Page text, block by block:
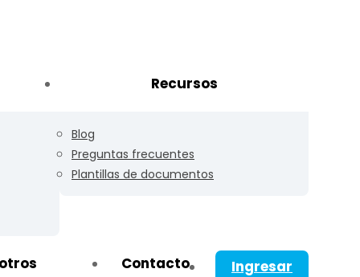
Recursos
Blog
Preguntas frecuentes
Plantillas de documentos
Contacto Ingresar